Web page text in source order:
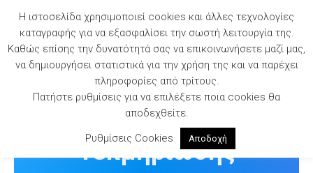
content
Βιβλιοθήκη
Τεκμηρίωσης
Η ιστοσελίδα χρησιμοποιεί cookies και άλλες τεχνολογίες
καταγραφής για να εξασφαλίσει την σωστή λειτουργία της.
Καθώς επίσης την δυνατότητά σας να επικοινωνήσετε μαζί μας,
να δημιουργήσει στατιστικά για την χρήση της και να παρέχει
πληροφορίες από τρίτους.
Πατήστε ρυθμίσεις για να επιλέξετε ποια cookies θα
αποδεχθείτε.
Ρυθμίσεις Cookies
Αποδοχή